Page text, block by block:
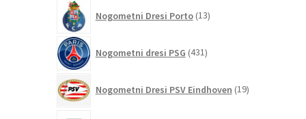
Nogometni Dresi Porto 13izdelkov
Nogometni dresi PSG 431izdelkov
Nogometni Dresi PSV Eindhoven 19izdelkov